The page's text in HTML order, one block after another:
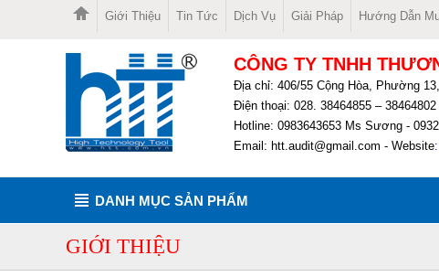
Giới Thiệu Tin Tức Dịch Vụ Giải Pháp Hướng Dẫn
CÔNG TY TNHH
Địa chỉ: 406/55 Cộng Hòa, Phường
Điện thoại: 028. 38464855 –
Hotline: 0983643653 Ms Sương -
Email: htt.audit@gmail.com - Website:
DANH MỤC SẢN PHẨM
GIỚI THIỆU